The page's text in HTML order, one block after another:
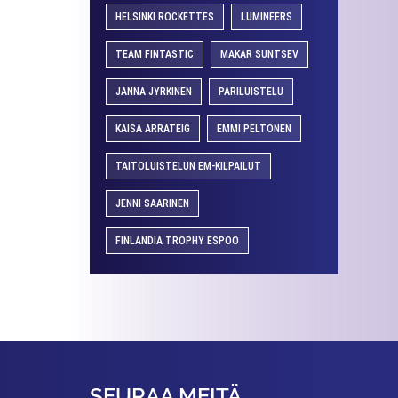
HELSINKI ROCKETTES LUMINEERS
TEAM FINTASTIC MAKAR SUNTSEV
JANNA JYRKINEN PARILUISTELU
KAISA ARRATEIG EMMI PELTONEN
TAITOLUISTELUN EM-KILPAILUT
JENNI SAARINEN
FINLANDIA TROPHY ESPOO